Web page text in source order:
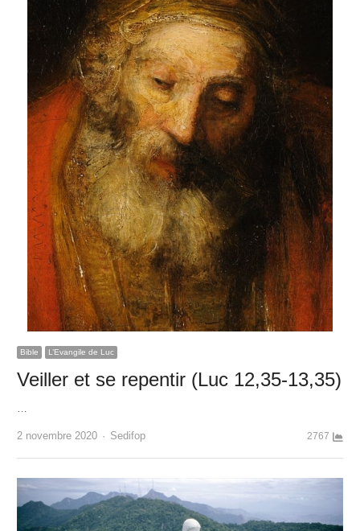
Bible L’Evangile de Luc
Veiller et se repentir (Luc 12,35-13,35)
…
2 novembre 2020 Author
Sedifop 2767